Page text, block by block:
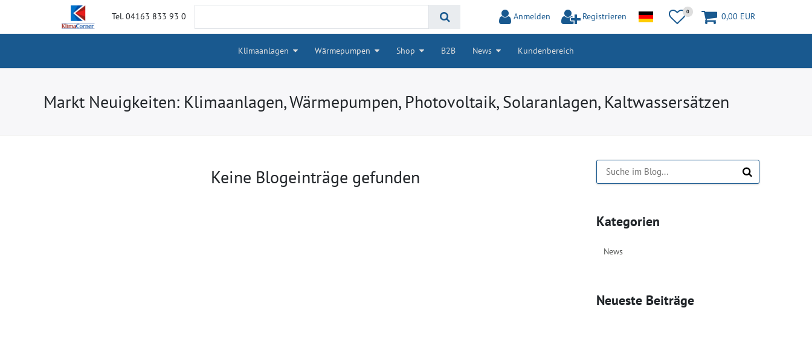
Tel. 04163 833 93 0 Anmelden Registrieren 0 0,00 EUR
Klimaanlagen Wärmepumpen Shop B2B News Kundenbereich
Markt Neuigkeiten: Klimaanlagen, Wärmepumpen, Photovoltaik, Solaranlagen, Kaltwassersätzen
Keine Blogeinträge gefunden
Kategorien
News
Neueste Beiträge